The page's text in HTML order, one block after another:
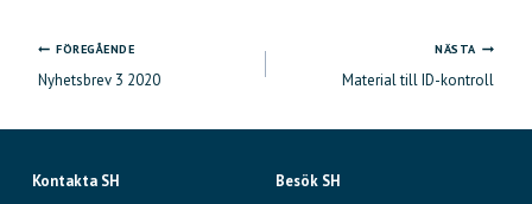
Inläggsnavigering
FÖREGÅENDE
Nyhetsbrev 3 2020
NÄSTA
Material till ID-kontroll
Kontakta SH
Besök SH